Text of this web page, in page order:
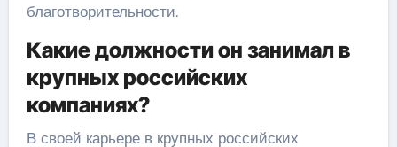
благотворительности.
Какие должности он занимал в
крупных российских
компаниях?
В своей карьере в крупных российских